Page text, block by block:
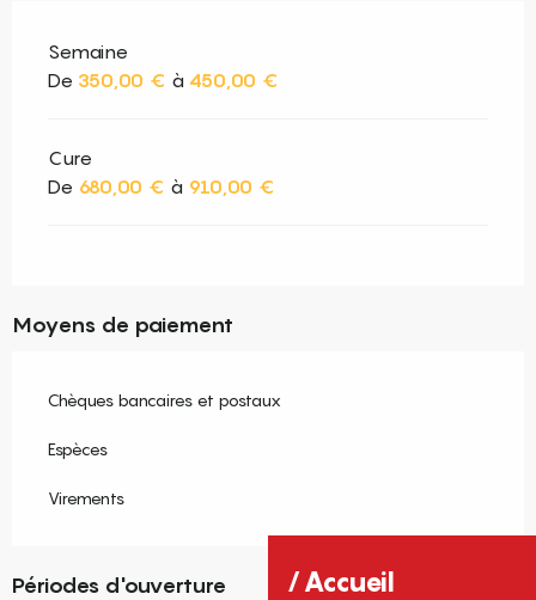
Accueil
Semaine
De 350,00 € à 450,00 €
Cure
De 680,00 € à 910,00 €
Moyens de paiement
Chèques bancaires et postaux
Espèces
Virements
Périodes d'ouverture